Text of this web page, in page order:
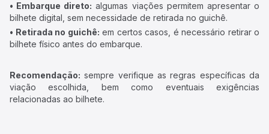
• Embarque direto: algumas viações permitem apresentar o
bilhete digital, sem necessidade de retirada no guichê.
• Retirada no guichê: em certos casos, é necessário retirar o
bilhete físico antes do embarque.
Recomendação: sempre verifique as regras específicas da
viação escolhida, bem como eventuais exigências
relacionadas ao bilhete.